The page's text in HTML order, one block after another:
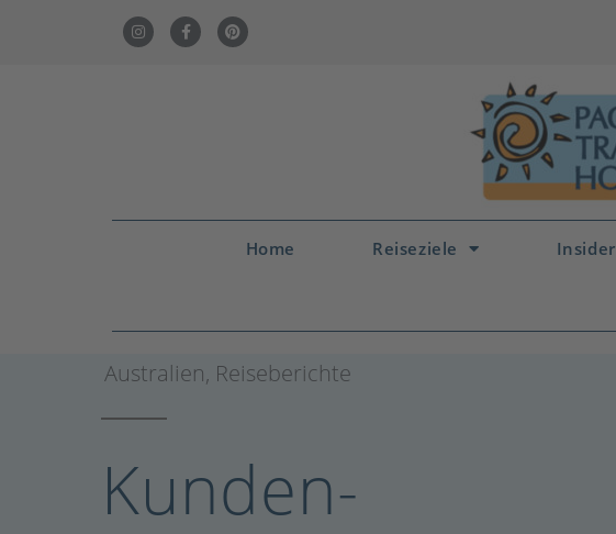
Home Reiseziele
Australien, Reiseberichte
Kunden-